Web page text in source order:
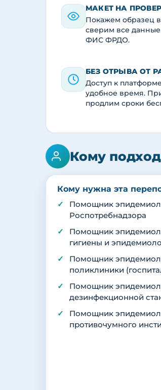
МАКЕТ НА
Покажем образец
сверим все
ФИС ФРДО.
БЕЗ ОТРЫВА ОТ
Доступ к
удобное время.
продлим сроки
Кому
Кому нужна эта
Помощник
Роспотребнадзора
Помощник
гигиены и
Помощник
поликлиники
Помощник
дезинфекционной
Помощник
противочумного